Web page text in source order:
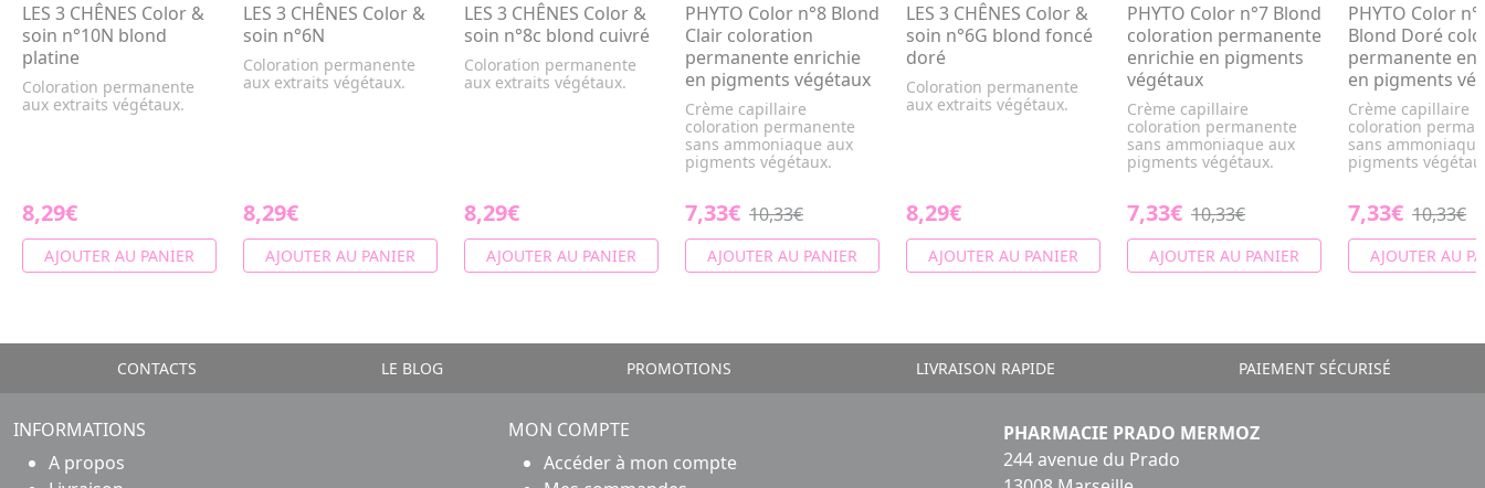
LES 3 CHÊNES Color &
soin n°10N blond
platine
Coloration permanente
aux extraits végétaux.
8,29€
AJOUTER AU PANIER
LES 3 CHÊNES Color &
soin n°6N
Coloration permanente
aux extraits végétaux.
8,29€
AJOUTER AU PANIER
LES 3 CHÊNES Color &
soin n°8c blond cuivré
Coloration permanente
aux extraits végétaux.
8,29€
AJOUTER AU PANIER
PHYTO Color n°8 Blond
Clair coloration
permanente enrichie
en pigments végétaux
Crème capillaire
coloration permanente
sans ammoniaque aux
pigments végétaux.
7,33€ 10,33€
AJOUTER AU PANIER
LES 3 CHÊNES Color &
soin n°6G blond foncé
doré
Coloration permanente
aux extraits végétaux.
8,29€
AJOUTER AU PANIER
PHYTO Color n°7 Blond
coloration permanente
enrichie en pigments
végétaux
Crème capillaire
coloration permanente
sans ammoniaque aux
pigments végétaux.
7,33€ 10,33€
AJOUTER AU PANIER
PHYTO Color
Blond Doré
permanente
en pigments
Crème capillaire
coloration
sans
pigments
7,33€ 10,33€
AJOUTER AU
CONTACTS LE BLOG PROMOTIONS LIVRAISON RAPIDE PAIEMENT SÉCURISÉ
INFORMATIONS
A propos
MON COMPTE
Accéder à mon compte
PHARMACIE PRADO MERMOZ
244 avenue du Prado